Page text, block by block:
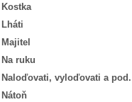
Kostka
Lháti
Majitel
Na ruku
Naloďovati, vyloďovati a pod.
Nátoň